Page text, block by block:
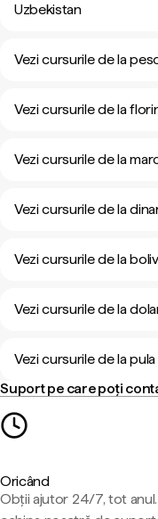
Uzbekistan
Vezi cursurile de la
Vezi cursurile de la
Vezi cursurile de la
Vezi cursurile de la
Vezi cursurile de la
Vezi cursurile de la
Vezi cursurile de la
Suport pe care poți
Oricând
Obții ajutor 24/7, tot